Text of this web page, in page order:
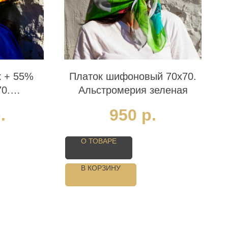
+ 55%
Платок шифоновый 70х70.
Альстромерия зеленая
950 р.
О ТОВАРЕ
В КОРЗИНУ